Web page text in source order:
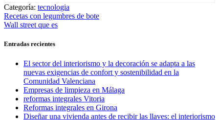
Categoría: tecnologia
Navegación
de
entradas
Entrada
anterior:
Recetas con legumbres de bote
Entrada
Wall street que es
Entradas recientes
El sector del interiorismo y la decoración se adapta a las
nuevas exigencias de confort y sostenibilidad en la
Comunidad Valenciana
Empresas de limpieza en Málaga
reformas integrales Vitoria
Reformas integrales en Girona
Diseñar una vivienda antes de recibir las llaves: el interiorismo